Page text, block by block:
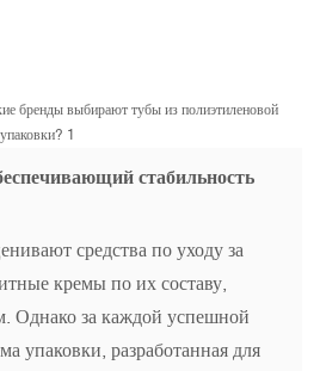
стабильность
средства по уходу за
кремы по их составу,
Однако за каждой успешной
упаковки, разработанная для